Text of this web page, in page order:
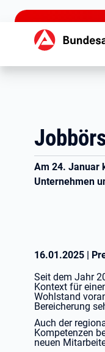
zu den Hauptinhalten
Am 24. Januar
Unternehmen
16.01.2025 |
Seit dem Jahr
Kontext für
Wohlstand
Bereicherung
Auch der
Kompetenzen
neuen